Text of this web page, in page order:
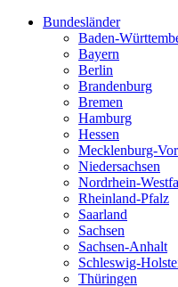
Bundesländer
Baden-
Bayern
Berlin
Brandenburg
Bremen
Hamburg
Hessen
Mecklenburg-
Niedersachsen
Nordrhein-
Rheinland-Pfalz
Saarland
Sachsen
Sachsen-Anhalt
Schleswig-
Thüringen